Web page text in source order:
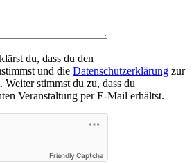
du, dass du den
und die Datenschutzerklärung zur
stimmst du zu, dass du
Veranstaltung per E-Mail erhältst.
Friendly Captcha